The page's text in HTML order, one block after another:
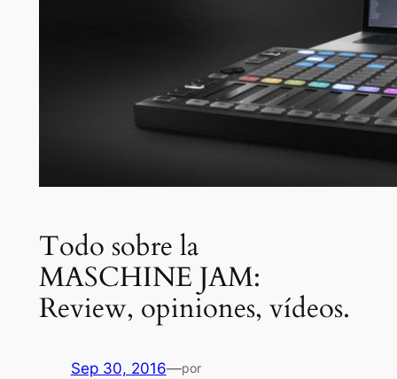
Todo sobre la
MASCHINE JAM:
Review, opiniones, vídeos.
Sep 30, 2016—por